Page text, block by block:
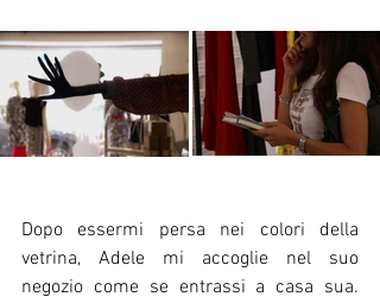
Dopo essermi persa nei colori della
vetrina, Adele mi accoglie nel suo
negozio come se entrassi a casa sua.